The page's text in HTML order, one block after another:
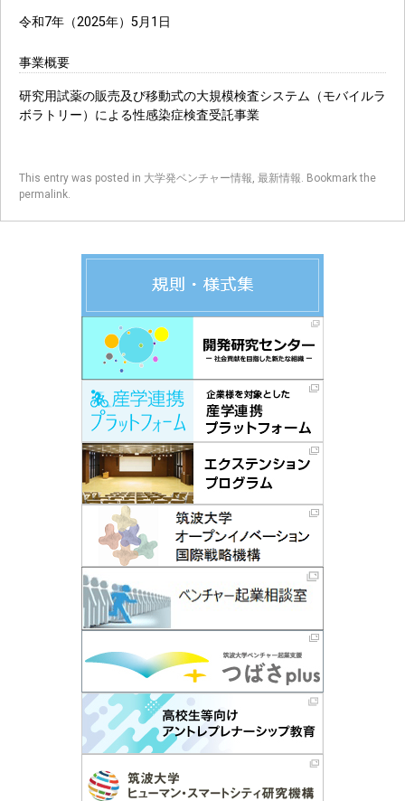
令和7年（2025年）5月1日
事業概要
研究用試薬の販売及び移動式の大規模検査システム（モバイルラ
ボラトリー）による性感染症検査受託事業
This entry was posted in 大学発ベンチャー情報, 最新情報. Bookmark the
permalink.